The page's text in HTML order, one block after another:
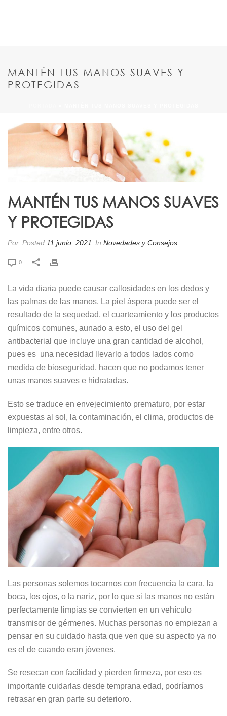
MANTÉN TUS MANOS SUAVES Y
PROTEGIDAS
MANTÉN TUS MANOS SUAVES
Y PROTEGIDAS
Por Posted 11 junio, 2021 In Novedades y Consejos
0
La vida diaria puede causar callosidades en los dedos y
las palmas de las manos. La piel áspera puede ser el
resultado de la sequedad, el cuarteamiento y los productos
químicos comunes, aunado a esto, el uso del gel
antibacterial que incluye una gran cantidad de alcohol,
pues es una necesidad llevarlo a todos lados como
medida de bioseguridad, hacen que no podamos tener
unas manos suaves e hidratadas.
Esto se traduce en envejecimiento prematuro, por estar
expuestas al sol, la contaminación, el clima, productos de
limpieza, entre otros.
Las personas solemos tocarnos con frecuencia la cara, la
boca, los ojos, o la nariz, por lo que si las manos no están
perfectamente limpias se convierten en un vehículo
transmisor de gérmenes. Muchas personas no empiezan a
pensar en su cuidado hasta que ven que su aspecto ya no
es el de cuando eran jóvenes.
Se resecan con facilidad y pierden firmeza, por eso es
importante cuidarlas desde temprana edad, podríamos
retrasar en gran parte su deterioro.